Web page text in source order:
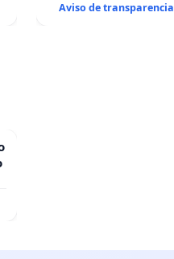
Aviso de transparencia